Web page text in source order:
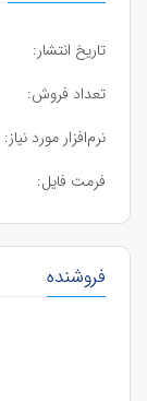
تاریخ انتشار:
تعداد فروش:
نرم‌افزار مورد نیاز:
فرمت فایل:
فروشنده